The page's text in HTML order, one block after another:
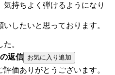
持ちよく弾けるようになり
したいと思っております。
。
返信
価ありがとうございます。